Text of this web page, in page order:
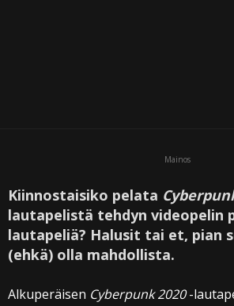
Mainos
Kiinnostaisiko pelata
lautapelistä tehdyn videopelin
lautapeliä? Halusit tai et, pian
(ehkä) olla mahdollista.
Alkuperäisen Cyberpunk 2020-